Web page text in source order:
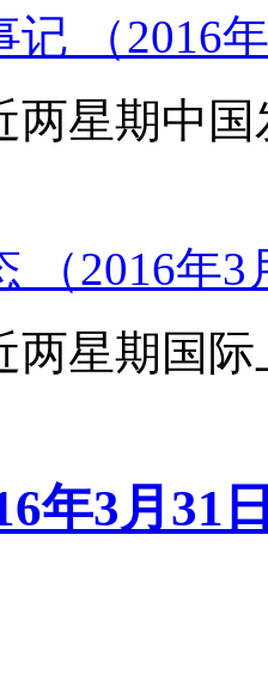
记 （2016
两星期中
（2016年
两星期国
年3月31